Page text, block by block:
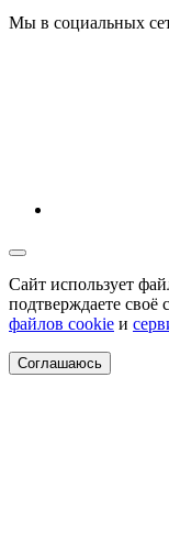
Мы в социальных
Сайт использует
подтверждаете своё
файлов cookie и
Соглашаюсь